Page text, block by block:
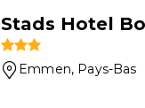
Stads Hotel
Emmen, Pays-Bas